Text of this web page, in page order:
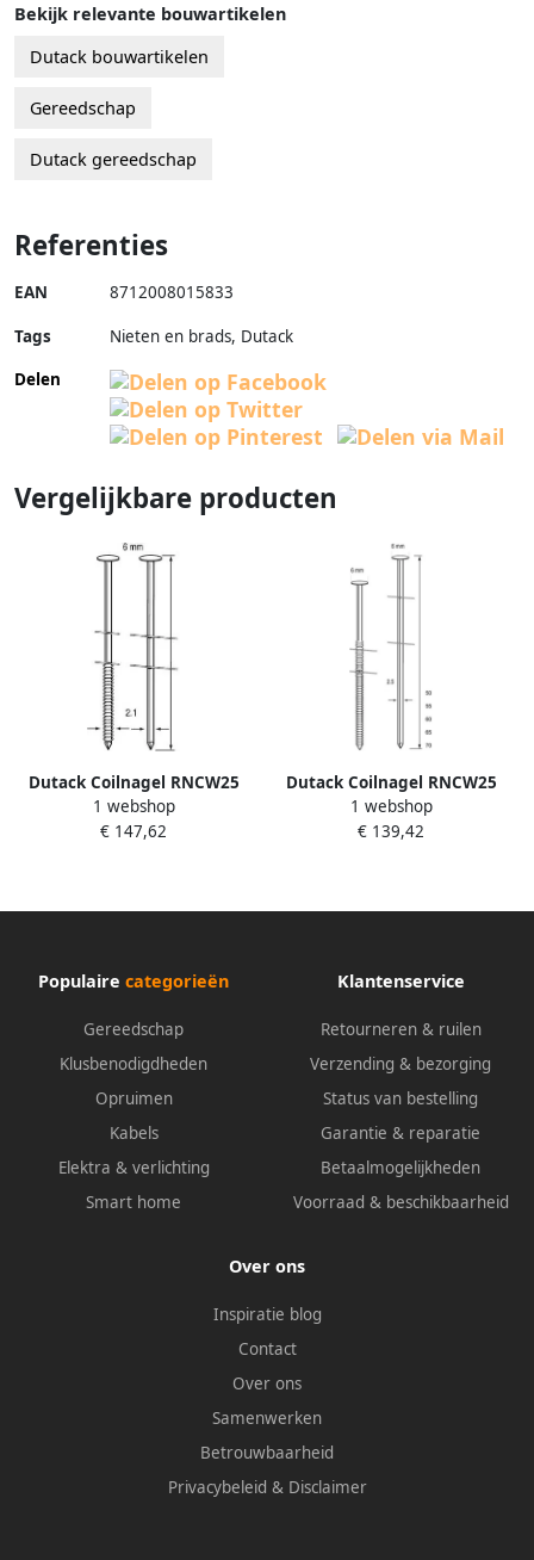
Bekijk relevante bouwartikelen
Dutack bouwartikelen
Gereedschap
Dutack gereedschap
Referenties
EAN 8712008015833
Tags
Nieten en brads, Dutack
Delen
Vergelijkbare producten
Dutack Coilnagel RNCW25
Ring Nk 55mm ds 9 duizend
5232027
1 webshop
€ 147,62
Dutack Coilnagel RNCW25
Ring Nk 60mm ds 9 duizend
5232023
1 webshop
€ 139,42
Populaire categorieën
Gereedschap
Klusbenodigdheden
Opruimen
Kabels
Elektra & verlichting
Smart home
Klantenservice
Retourneren & ruilen
Verzending & bezorging
Status van bestelling
Garantie & reparatie
Betaalmogelijkheden
Voorraad & beschikbaarheid
Over ons
Inspiratie blog
Contact
Over ons
Samenwerken
Betrouwbaarheid
Privacybeleid & Disclaimer